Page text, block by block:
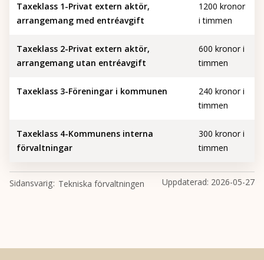
Taxeklass 1-Privat extern aktör,
arrangemang med entréavgift
1200 kronor
i timmen
Taxeklass 2-Privat extern aktör,
arrangemang utan entréavgift
600 kronor i
timmen
Taxeklass 3-Föreningar i kommunen
240 kronor i
timmen
Taxeklass 4-Kommunens interna
förvaltningar
300 kronor i
timmen
Tekniska förvaltningen
Sidansvarig Uppdaterad: 2026-05-27